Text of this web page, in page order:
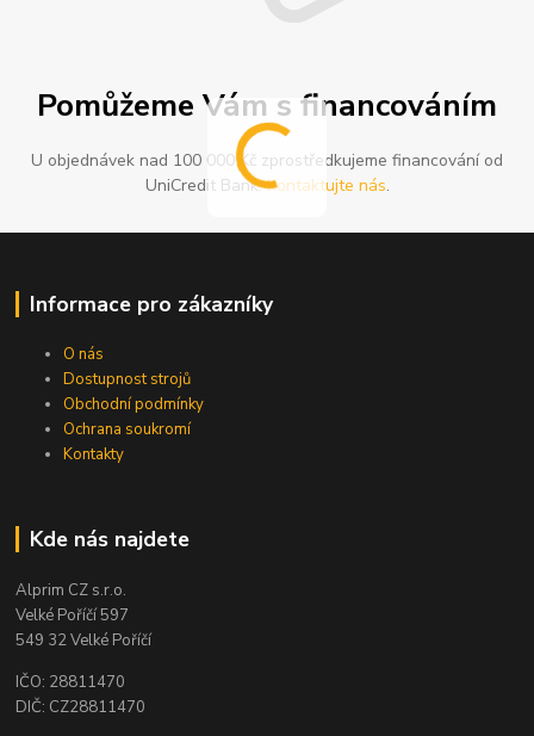
Pomůžeme Vám s financováním
U objednávek nad 100 000 Kč zprostředkujeme financování od
UniCredit Bank.Kontaktujte nás.
Informace pro zákazníky
O nás
Dostupnost strojů
Obchodní podmínky
Ochrana soukromí
Kontakty
Kde nás najdete
Alprim CZ s.r.o.
Velké Poříčí 597
549 32 Velké Poříčí
IČO: 28811470
DIČ: CZ28811470